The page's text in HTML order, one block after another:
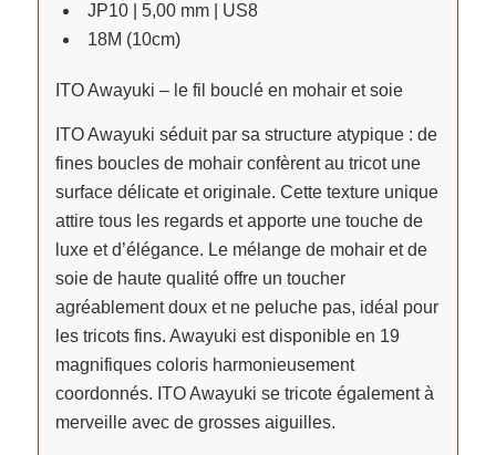
JP10 | 5,00 mm | US8
18M (10cm)
ITO Awayuki – le fil bouclé en mohair et soie
ITO Awayuki séduit par sa structure atypique : de
fines boucles de mohair confèrent au tricot une
surface délicate et originale. Cette texture unique
attire tous les regards et apporte une touche de
luxe et d’élégance. Le mélange de mohair et de
soie de haute qualité offre un toucher
agréablement doux et ne peluche pas, idéal pour
les tricots fins. Awayuki est disponible en 19
magnifiques coloris harmonieusement
coordonnés. ITO Awayuki se tricote également à
merveille avec de grosses aiguilles.